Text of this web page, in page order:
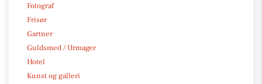
Fotograf
Frisør
Gartner
Guldsmed / Urmager
Hotel
Kunst og galleri